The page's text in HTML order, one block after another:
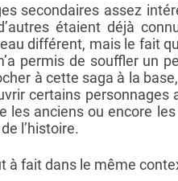
secondaires assez
étaient déjà
différent, mais le fait
permis de souffler un
à cette saga à la
certains personnages
les anciens ou encore
l’histoire.
à fait dans le même